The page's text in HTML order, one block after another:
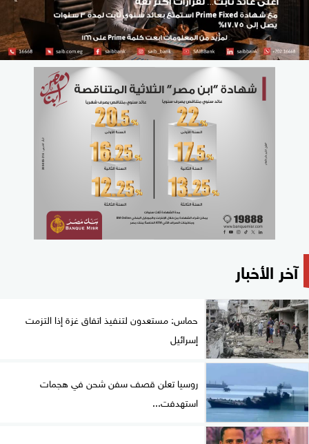
آخر الأخبار
حماس: مستعدون لتنفيذ اتفاق غزة إذا التزمت
إسرائيل
روسيا تعلن قصف سفن شحن في هجمات
استهدفت...